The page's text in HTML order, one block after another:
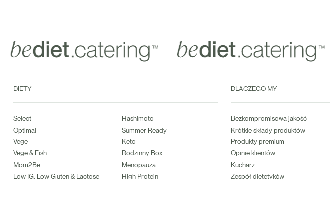
DIETY
Select
Optimal
Vege
Vege & Fish
Mom2Be
Low IG, Low Gluten & Lactose
Hashimoto
Summer Ready
Keto
Rodzinny Box
Menopauza
High Protein
DLACZEGO MY
Bezkompromisowa jakość
Krótkie składy produktów
Produkty premium
Opinie klientów
Kucharz
Zespół dietetyków